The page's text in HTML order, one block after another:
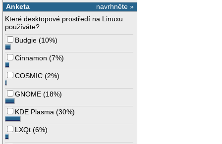
navrhněte »
Anketa
Které desktopové prostředí na Linuxu
používáte?
Budgie (10%)
Cinnamon (7%)
COSMIC (2%)
GNOME (18%)
KDE Plasma (30%)
LXQt (6%)